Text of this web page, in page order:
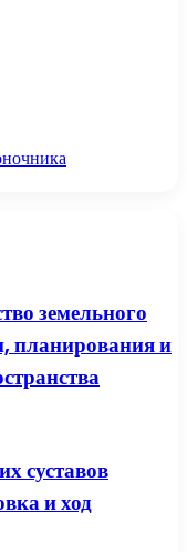
земельного
планирования и
суставов
и ход